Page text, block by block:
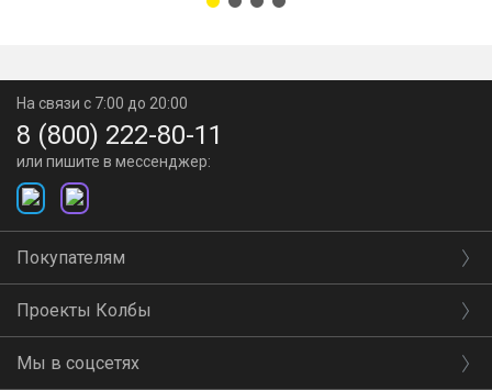
На связи с 7:00 до 20:00
8 (800) 222-80-11
или пишите в мессенджер:
Покупателям
Проекты Колбы
Мы в соцсетях